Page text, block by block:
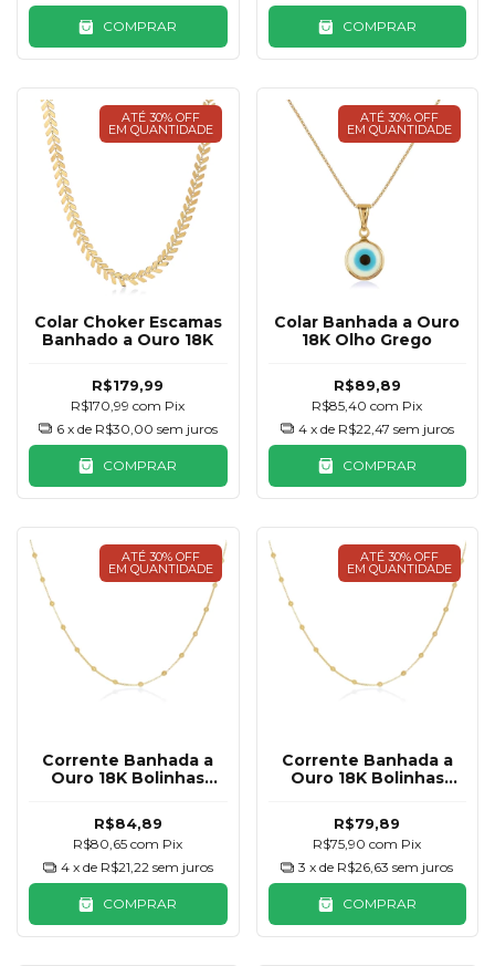
COMPRAR COMPRAR
ATÉ 30% OFF
EM QUANTIDADE
Colar Choker Escamas
Banhado a Ouro 18K
R$179,99
R$170,99com Pix
6 x de R$30,00 sem juros
COMPRAR
ATÉ 30% OFF
EM QUANTIDADE
Colar Banhada a Ouro
18K Olho Grego
R$89,89
R$85,40com Pix
4 x de R$22,47 sem juros
COMPRAR
ATÉ 30% OFF
EM QUANTIDADE
Corrente Banhada a
Ouro 18K Bolinhas
R$84,89
R$80,65com Pix
4 x de R$21,22 sem juros
COMPRAR
ATÉ 30% OFF
EM QUANTIDADE
Corrente Banhada a
Ouro 18K Bolinhas
R$79,89
R$75,90com Pix
3 x de R$26,63 sem juros
COMPRAR